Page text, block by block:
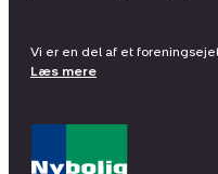
Vi er en del af et
Læs mere